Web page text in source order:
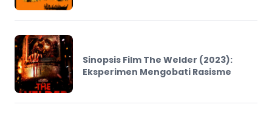
Sinopsis Film The Welder (2023):
Eksperimen Mengobati Rasisme